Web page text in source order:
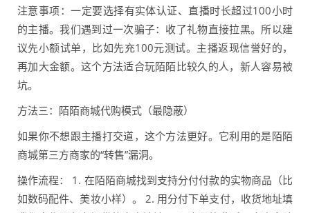
注意事项：一定要选择有实体认证、直播时长超过100小时
的主播。我们遇到过一次骗子：收了礼物直接拉黑。所以建
议先小额试单，比如先充100元测试。主播返现信誉好的，
再加大金额。这个方法适合玩陌陌比较久的人，新人容易被
坑。
方法三：陌陌商城代购模式（最隐蔽）
如果你不想跟主播打交道，这个方法更好。它利用的是陌陌
商城第三方商家的“转售”漏洞。
操作流程： 1. 在陌陌商城找到支持分付付款的实物商品（比
如数码配件、美妆小样）。 2. 用分付下单支付，收货地址填